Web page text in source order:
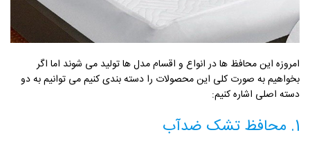
امروزه این محافظ ها در انواع و اقسام مدل ها تولید می شوند اما اگر
بخواهیم به صورت کلی این محصولات را دسته بندی کنیم می توانیم به دو
دسته اصلی اشاره کنیم:
1. محافظ تشک ضدآب